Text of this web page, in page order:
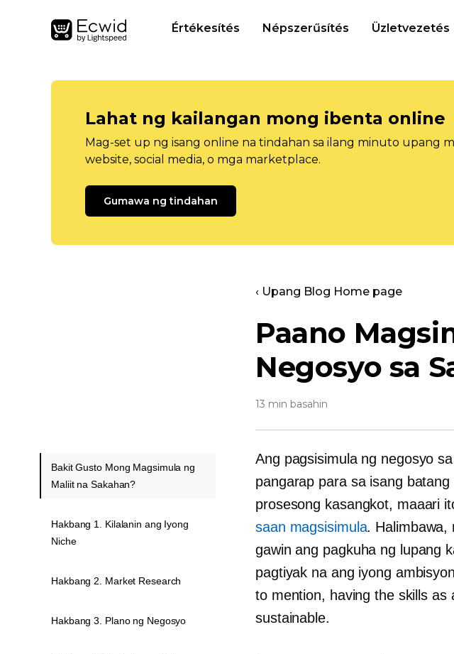
Értékesítés Népszerűsítés Üzletvezetés
Lahat ng kailangan mong ibenta online
Mag-set up ng isang online na tindahan sa ilang minuto upang
website, social media, o mga marketplace.
Gumawa ng tindahan
‹ Upang Blog Home page
Paano
Negosyo sa
13 min basahin
Ang pagsisimula ng negosyo
pangarap para sa isang
prosesong kasangkot, maaari
saan magsisimula. Halimbawa,
gawin ang pagkuha ng lupang
pagtiyak na ang iyong
to mention, having the skills
sustainable.
Bakit Gusto Mong Magsimula ng
Maliit na Sakahan?
Hakbang 1. Kilalanin ang Iyong
Niche
Hakbang 2. Market Research
Hakbang 3. Plano ng Negosyo